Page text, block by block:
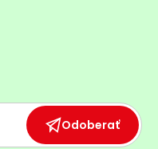
Odoberať